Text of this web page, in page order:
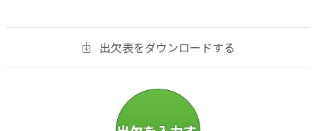
出欠表をダウンロードする